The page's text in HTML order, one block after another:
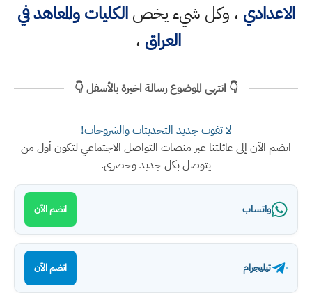
الاعدادي ، وكل شيء يخصالكليات والمعاهد في
العراق ،
👇 انتهى الموضوع رسالة اخيرة بالأسفل 👇
لا تفوت جديد التحديثات والشروحات!
انضم الآن إلى عائلتنا عبر منصات التواصل الاجتماعي لتكون أول من
يتوصل بكل جديد وحصري.
واتساب انضم الآن
تيليجرام انضم الآن